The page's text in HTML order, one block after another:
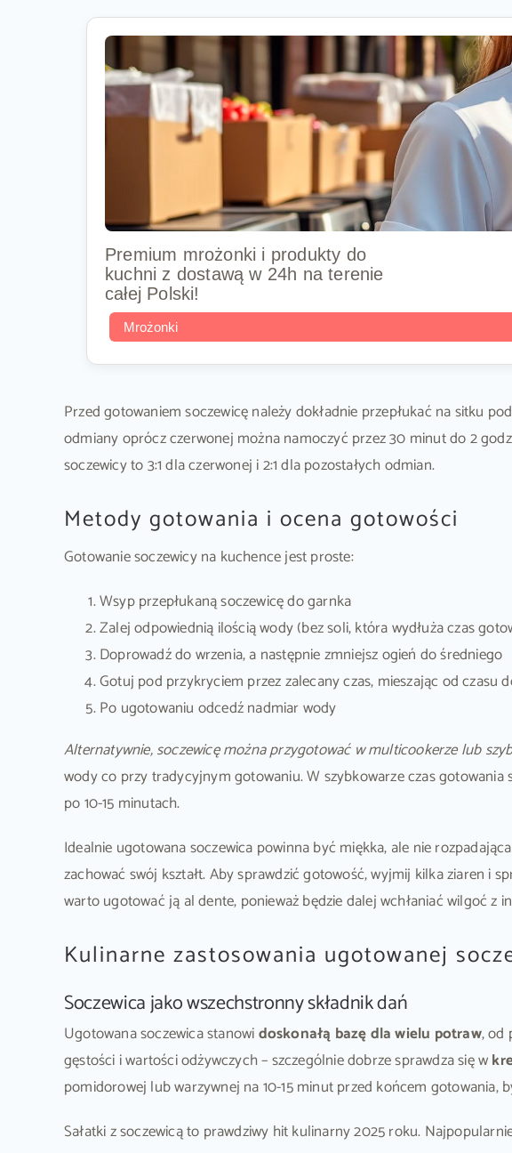
Premium mrożonki i produkty do
kuchni z dostawą w 24h na terenie
całej Polski!
Mrożonki
Przed gotowaniem soczewicę należy dokładnie przepłukać na sitku
odmiany oprócz czerwonej można namoczyć przez 30 minut do 2
soczewicy to 3:1 dla czerwonej i 2:1 dla pozostałych odmian.
Metody gotowania i ocena gotowości
Gotowanie soczewicy na kuchence jest proste:
Wsyp przepłukaną soczewicę do garnka
Zalej odpowiednią ilością wody (bez soli, która wydłuża czas
Doprowadź do wrzenia, a następnie zmniejsz ogień do średniego
Gotuj pod przykryciem przez zalecany czas, mieszając od czasu
Po ugotowaniu odcedź nadmiar wody
Alternatywnie, soczewicę można przygotować w multicookerze lub
wody co przy tradycyjnym gotowaniu. W szybkowarze czas gotowania
po 10-15 minutach.
Idealnie ugotowana soczewica powinna być miękka, ale nie
zachować swój kształt. Aby sprawdzić gotowość, wyjmij kilka ziaren i
warto ugotować ją al dente, ponieważ będzie dalej wchłaniać wilgoć z
Kulinarne zastosowania ugotowanej
Soczewica jako wszechstronny składnik dań
Ugotowana soczewica stanowidoskonałą bazę dla wielu potraw, od
gęstości i wartości odżywczych – szczególnie dobrze sprawdza się w
pomidorowej lub warzywnej na 10-15 minut przed końcem gotowania,
Sałatki z soczewicą to prawdziwy hit kulinarny 2025 roku.